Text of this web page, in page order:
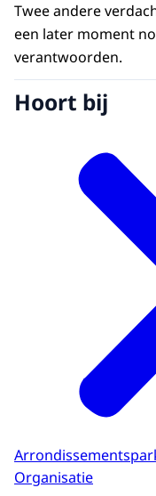
Twee andere
een later moment
verantwoorden.
Hoort bij
Organisatie